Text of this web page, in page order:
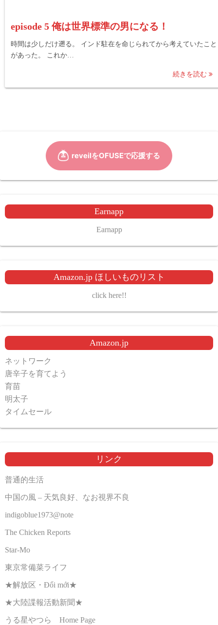
episode 5 俺は世界標準の男になる！
時間は少しだけ遡る。 インド駐在を命じられてから考えていたこと
があった。 これか…
続きを読む
Earnapp
Earnapp
Amazon.jp ほしいものリスト
click here!!
Amazon.jp
ネットワーク
唐辛子を育てよう
育苗
明太子
タイムセール
リンク
普通的生活
中国の風 – 天気良好、なお視界不良
indigoblue1973@note
The Chicken Reports
Star-Mo
東京常備菜ライフ
★解放区・Đổi mới★
★大陸諜報活動新聞★
うる星やつら Home Page